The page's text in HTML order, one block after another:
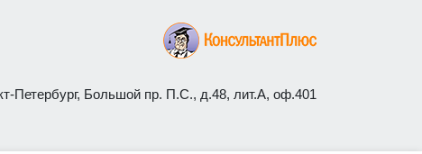
Петербург, Большой пр. П.С., д.48, лит.А, оф.401